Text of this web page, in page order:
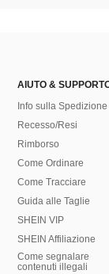
AIUTO &
Info sulla Spedizione
Recesso/Resi
Rimborso
Come Ordinare
Come Tracciare
Guida alle Taglie
SHEIN VIP
SHEIN Affiliazione
Come segnalare
contenuti illegali